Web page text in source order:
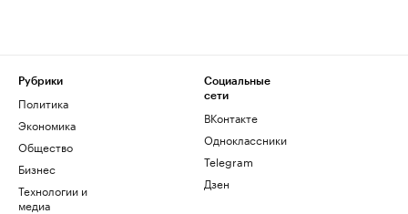
Рубрики
Политика
Экономика
Общество
Бизнес
Технологии и
медиа
Социальные
сети
ВКонтакте
Одноклассники
Telegram
Дзен